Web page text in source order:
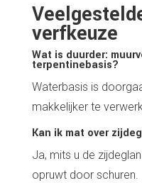
verfkeuze
Wat is duurder:
terpentinebasis?
Waterbasis is
makkelijker te
Kan ik mat over
Ja, mits u de
opruwt door schuren.